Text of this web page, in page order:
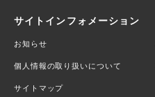
サイトインフォメーション
お知らせ
個人情報の取り扱いについて
サイトマップ